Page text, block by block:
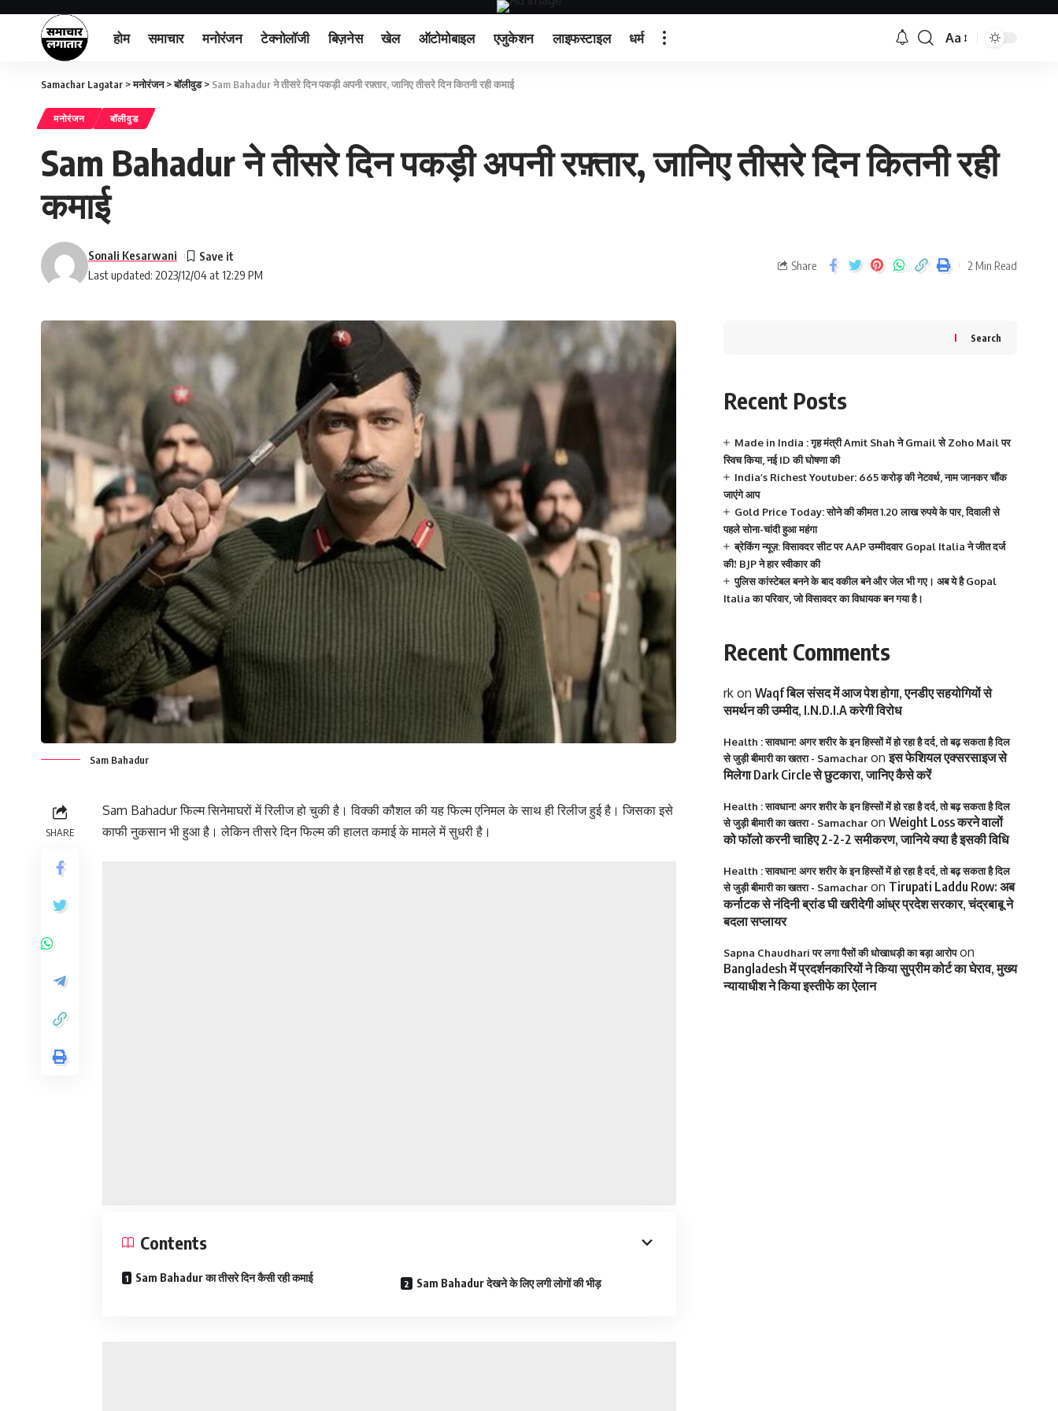
होम समाचार मनोरंजन टेक्नोलॉजी बिज़नेस खेल ऑटोमोबाइल एजुकेशन लाइफस्टाइल धर्म Aa
Samachar Lagatar >मनोरंजन>बॉलीवुड> Sam Bahadur ने तीसरे दिन पकड़ी अपनी रफ़्तार, जानिए तीसरे दिन कितनी रही कमाई
मनोरंजन बॉलीवुड
Sam Bahadur ने तीसरे दिन पकड़ी अपनी रफ़्तार, जानिए तीसरे दिन कितनी रही
कमाई
Last updated: 2023/12/04 at 12:29 PM
Sonali Kesarwani
Share 2 Min Read
Sam Bahadur
SHARE
Sam Bahadur फिल्म सिनेमाघरों में रिलीज हो चुकी है। विक्की कौशल की यह फिल्म एनिमल के साथ ही रिलीज हुई है। जिसका इसे
काफी नुकसान भी हुआ है। लेकिन तीसरे दिन फिल्म की हालत कमाई के मामले में सुधरी है।
Contents
Sam Bahadur का तीसरे दिन कैसी रही कमाई Sam Bahadur देखने के लिए लगी लोगों की भीड़
Search
Recent Posts
Made in India : गृह मंत्री Amit Shah ने Gmail से Zoho Mail पर
स्विच किया, नई ID की घोषणा की
India’s Richest Youtuber: 665 करोड़ की नेटवर्थ, नाम जानकर चौंक
जाएंगे आप
Gold Price Today: सोने की कीमत 1.20 लाख रुपये के पार, दिवाली से
पहले सोना-चांदी हुआ महंगा
ब्रेकिंग न्यूज़: विसावदर सीट पर AAP उम्मीदवार Gopal Italia ने जीत दर्ज
की! BJP ने हार स्वीकार की
पुलिस कांस्टेबल बनने के बाद वकील बने और जेल भी गए। अब ये है Gopal
Italia का परिवार, जो विसावदर का विधायक बन गया है।
Recent Comments
rkon Waqf बिल संसद में आज पेश होगा, एनडीए सहयोगियों से
समर्थन की उम्मीद, I.N.D.I.A करेगी विरोध
Health : सावधान! अगर शरीर के इन हिस्सों में हो रहा है दर्द, तो बढ़ सकता है दिल
से जुड़ी बीमारी का खतरा - Samacharonइस फेशियल एक्सरसाइज से
मिलेगा Dark Circle से छुटकारा, जानिए कैसे करें
Health : सावधान! अगर शरीर के इन हिस्सों में हो रहा है दर्द, तो बढ़ सकता है दिल
से जुड़ी बीमारी का खतरा - Samacharon Weight Loss करने वालों
को फॉलो करनी चाहिए 2-2-2 समीकरण, जानिये क्या है इसकी विधि
Health : सावधान! अगर शरीर के इन हिस्सों में हो रहा है दर्द, तो बढ़ सकता है दिल
से जुड़ी बीमारी का खतरा - Samacharon Tirupati Laddu Row: अब
कर्नाटक से नंदिनी ब्रांड घी खरीदेगी आंध्र प्रदेश सरकार, चंद्रबाबू ने
बदला सप्लायर
Sapna Chaudhari पर लगा पैसों की धोखाधड़ी का बड़ा आरोपon
Bangladesh में प्रदर्शनकारियों ने किया सुप्रीम कोर्ट का घेराव, मुख्य
न्यायाधीश ने किया इस्तीफे का ऐलान